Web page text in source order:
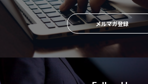
メルマガ登録